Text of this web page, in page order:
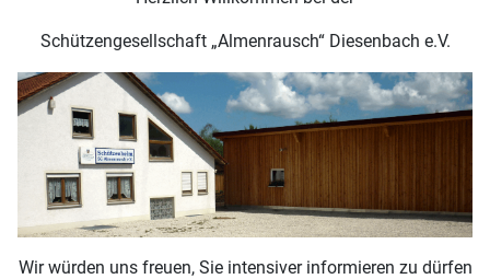
Schützengesellschaft „Almenrausch“ Diesenbach e.V.
Wir würden uns freuen, Sie intensiver informieren zu dürfen